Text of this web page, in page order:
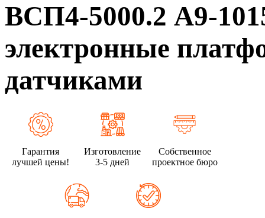
ВСП4-5000.2 А9-
электронные
датчиками
Гарантия
лучшей цены!
Изготовление
3-5 дней
Собственное
проектное бюро